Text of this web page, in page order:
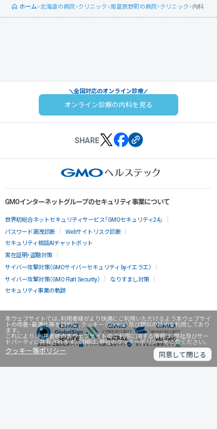
本ウェブサイトでは、利用者様がより快適にご利用いただけるよう本ウェブサイ
トの改善・最適化等を目的に、クッキー（Cookie）及び類似の技術を利用しており
ます。
これにより、利用者様の本ウェブサイトのご利用に関する情報は、弊社及びサー
ドパーティに共有されます。詳細は、弊社のクッキーポリシーをご覧ください。
クッキー等ポリシー 同意して閉じる
ホーム>北海道の病院・クリニック>南富良野町の病院・クリニック>内科
全国対応のオンライン診療
オンライン診療の内科を見る
SHARE
GMOインターネットグループのセキュリティ事業について
世界初総合ネットセキュリティサービス「GMOセキュリティ24」
パスワード漏洩診断
Webサイトリスク診断
セキュリティ相談AIチャットボット
実在証明・盗聴対策
サイバー攻撃対策（GMOサイバーセキュリティ byイエラエ）
サイバー攻撃対策（GMO Flatt Security）
なりすまし対策
セキュリティ事業の軌跡